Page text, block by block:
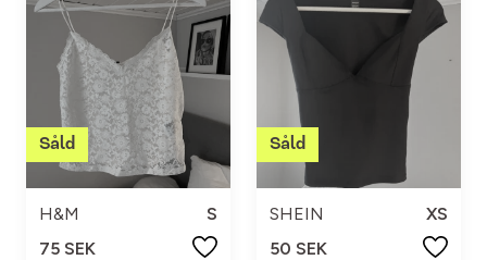
H&M
S
75 SEK
SHEIN
XS
50 SEK